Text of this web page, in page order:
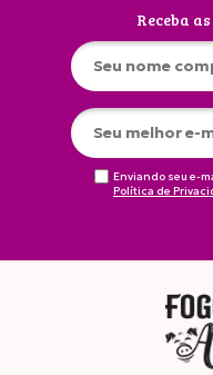
Receba
Enviando seu e-
Política de